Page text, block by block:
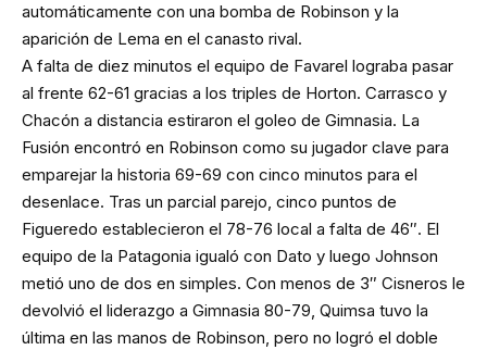
automáticamente con una bomba de Robinson y la
aparición de Lema en el canasto rival.
A falta de diez minutos el equipo de Favarel lograba pasar
al frente 62-61 gracias a los triples de Horton. Carrasco y
Chacón a distancia estiraron el goleo de Gimnasia. La
Fusión encontró en Robinson como su jugador clave para
emparejar la historia 69-69 con cinco minutos para el
desenlace. Tras un parcial parejo, cinco puntos de
Figueredo establecieron el 78-76 local a falta de 46″. El
equipo de la Patagonia igualó con Dato y luego Johnson
metió uno de dos en simples. Con menos de 3″ Cisneros le
devolvió el liderazgo a Gimnasia 80-79, Quimsa tuvo la
última en las manos de Robinson, pero no logró el doble